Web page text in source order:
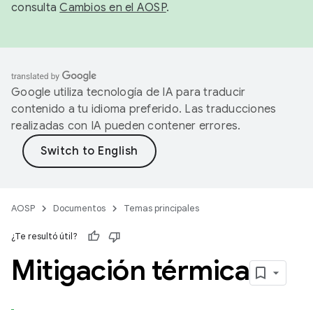
consultaCambios en el AOSP.
Google utiliza tecnología de IA para traducir
contenido a tu idioma preferido. Las traducciones
realizadas con IA pueden contener errores.
AOSP Documentos Temas principales
¿Te resultó útil?
Mitigación térmica